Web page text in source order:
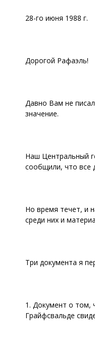
28-го июня 1988 г.
Дорогой Рафаэль!
Давно Вам не
значение.
Наш Центральный
сообщили, что все
Но время течет, и
среди них и
Три документа я
1. Документ о том,
Грайфсвальде